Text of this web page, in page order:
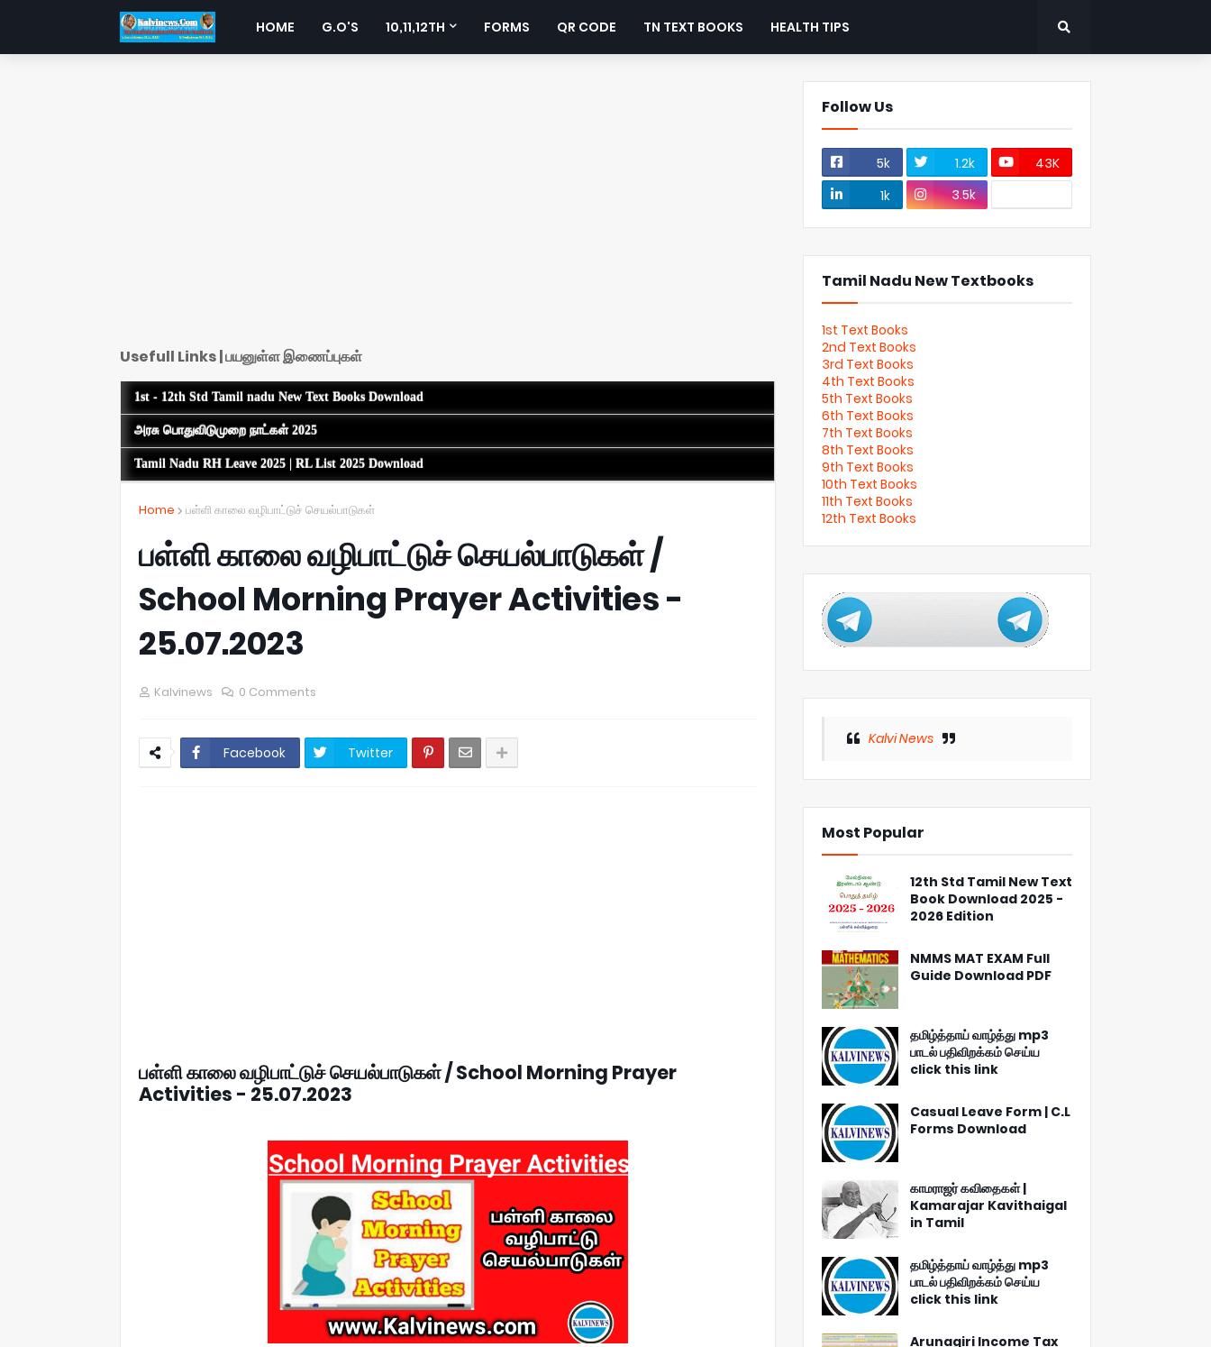
HOME G.O'S 10,11,12TH FORMS QR CODE TN TEXT BOOKS HEALTH TIPS
Usefull Links | பயனுள்ள இணைப்புகள்
1st - 12th Std Tamil nadu New Text Books Download
அரசு பொதுவிடுமுறை நாட்கள் 2025
Tamil Nadu RH Leave 2025 | RL List 2025 Download
Home பள்ளி காலை வழிபாட்டுச் செயல்பாடுகள்
பள்ளி காலை வழிபாட்டுச் செயல்பாடுகள் /
School Morning Prayer Activities -
25.07.2023
Kalvinews 0 Comments
Facebook Twitter
பள்ளி காலை வழிபாட்டுச் செயல்பாடுகள் / School Morning Prayer
Activities - 25.07.2023
Follow Us
5k 1.2k
43K
1k
3.5k
Tamil Nadu New Textbooks
1st Text Books
2nd Text Books
3rd Text Books
4th Text Books
5th Text Books
6th Text Books
7th Text Books
8th Text Books
9th Text Books
10th Text Books
11th Text Books
12th Text Books
Kalvi News
Most Popular
12th Std Tamil New Text
Book Download 2025 -
2026 Edition
NMMS MAT EXAM Full
Guide Download PDF
தமிழ்த்தாய் வாழ்த்து mp3
பாடல் பதிவிறக்கம் செய்ய
click this link
Casual Leave Form | C.L
Forms Download
காமராஜர் கவிதைகள் |
Kamarajar Kavithaigal
in Tamil
தமிழ்த்தாய் வாழ்த்து mp3
பாடல் பதிவிறக்கம் செய்ய
click this link
Arunagiri Income Tax